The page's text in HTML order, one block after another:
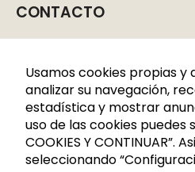
CONTACTO
C/CERDANYA 33-35
08140 Barcelona
+34 936 883 107
621 288 809
info@rutadelacera.es
Usamos cookies propias
analizar su navegación,
estadística y mostrar
uso de las cookies puedes
COOKIES Y CONTINUAR”.
seleccionando